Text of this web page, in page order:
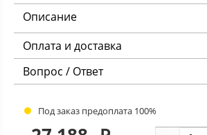
Описание
Оплата и доставка
Вопрос / Ответ
Под заказ предоплата 100%